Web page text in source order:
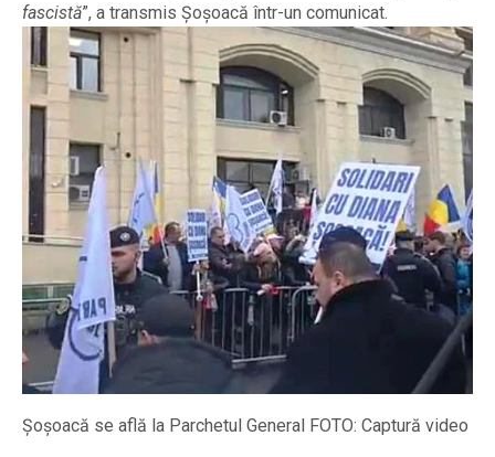
fascistă”, a transmis Șoșoacă într-un comunicat.
Șoșoacă se află la Parchetul General FOTO: Captură video